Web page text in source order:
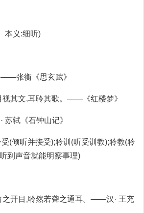
本义:细听)
张衡《思玄赋》
视其文,耳聆其歌。——《红楼梦》
轼《石钟山记》
(倾听并接受);聆训(听受训教);聆教(聆
到声音就能明察事理)
之开目,聆然若聋之通耳。——汉· 王充